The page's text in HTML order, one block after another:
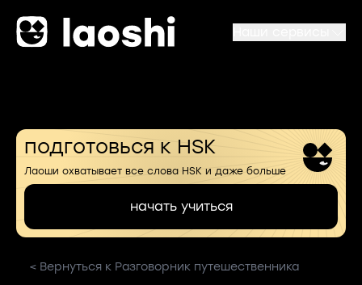
подготовься к HSK
Лаоши охватывает все слова HSK и даже больше
начать учиться
< Вернуться к Разговорник путешественника